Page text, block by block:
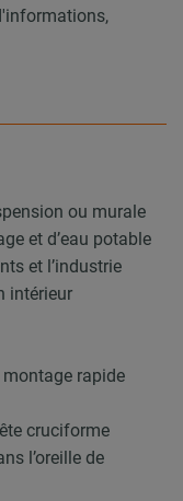
ou murale
et d’eau potable
et l’industrie
intérieur
rapide
cruciforme
l’oreille de